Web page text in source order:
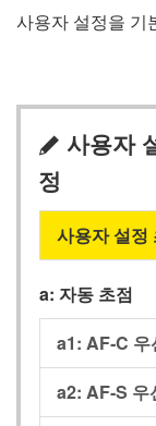
사용자 설정을 기
A 사용자
정
사용자 설정
a: 자동 초점
a1: AF‑C
a2: AF‑S 우